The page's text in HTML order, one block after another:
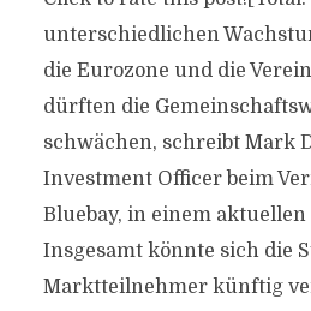
unterschiedlichen
die Eurozone und die
dürften die
schwächen, schreibt Mark
Investment Officer beim
Bluebay, in einem
Insgesamt könnte sich die
Marktteilnehmer künftig